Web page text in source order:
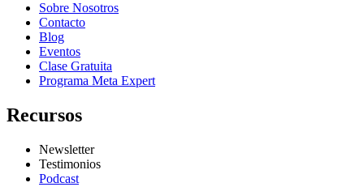
Sobre Nosotros
Contacto
Blog
Eventos
Clase Gratuita
Programa Meta Expert
Recursos
Newsletter
Testimonios
Podcast